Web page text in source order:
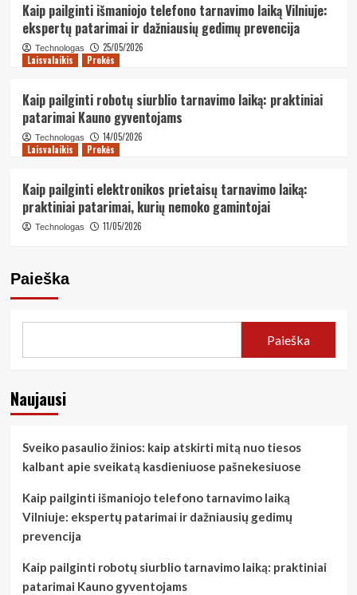
Kaip pailginti išmaniojo telefono tarnavimo laiką Vilniuje:
ekspertų patarimai ir dažniausių gedimų prevencija
Technologas
25/05/2026
Laisvalaikis
Prekės
Kaip pailginti robotų siurblio tarnavimo laiką: praktiniai
patarimai Kauno gyventojams
Technologas
14/05/2026
Laisvalaikis
Prekės
Kaip pailginti elektronikos prietaisų tarnavimo laiką:
praktiniai patarimai, kurių nemoko gamintojai
Technologas 11/05/2026
Paieška
Paieška
Naujausi
Sveiko pasaulio žinios: kaip atskirti mitą nuo tiesos
kalbant apie sveikatą kasdieniuose pašnekesiuose
Kaip pailginti išmaniojo telefono tarnavimo laiką
Vilniuje: ekspertų patarimai ir dažniausių gedimų
prevencija
Kaip pailginti robotų siurblio tarnavimo laiką: praktiniai
patarimai Kauno gyventojams